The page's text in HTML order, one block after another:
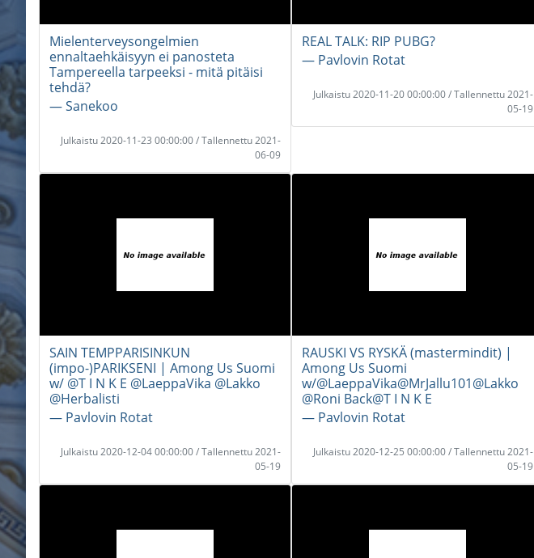
Mielenterveysongelmien
ennaltaehkäisyyn ei panosteta
Tampereella tarpeeksi - mitä pitäisi
tehdä?
― Sanekoo
Julkaistu 2020-11-23 00:00:00 / Tallennettu 2021-
06-09
REAL TALK: RIP PUBG?
― Pavlovin Rotat
Julkaistu 2020-11-20 00:00:00 / Tallennettu 2021-
05-19
SAIN TEMPPARISINKUN
(impo-)PARIKSENI | Among Us Suomi
w/ @T I N K E @LaeppaVika @Lakko
@Herbalisti
― Pavlovin Rotat
Julkaistu 2020-12-04 00:00:00 / Tallennettu 2021-
05-19
RAUSKI VS RYSKÄ (mastermindit) |
Among Us Suomi
w/@LaeppaVika@MrJallu101@Lakko
@Roni Back@T I N K E​
― Pavlovin Rotat
Julkaistu 2020-12-25 00:00:00 / Tallennettu 2021-
05-19